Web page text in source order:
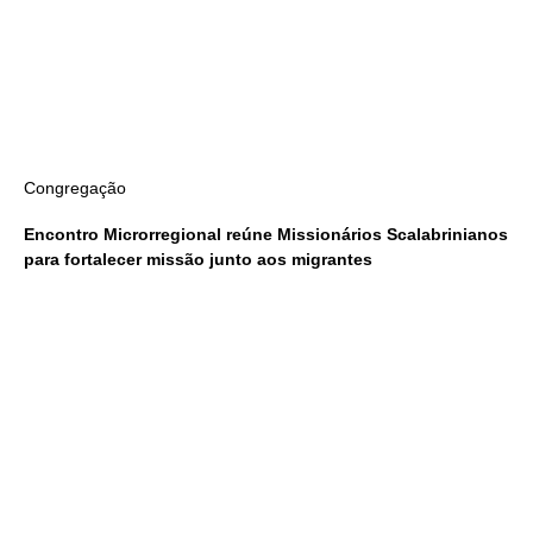
Congregação
Encontro Microrregional reúne Missionários Scalabrinianos
para fortalecer missão junto aos migrantes